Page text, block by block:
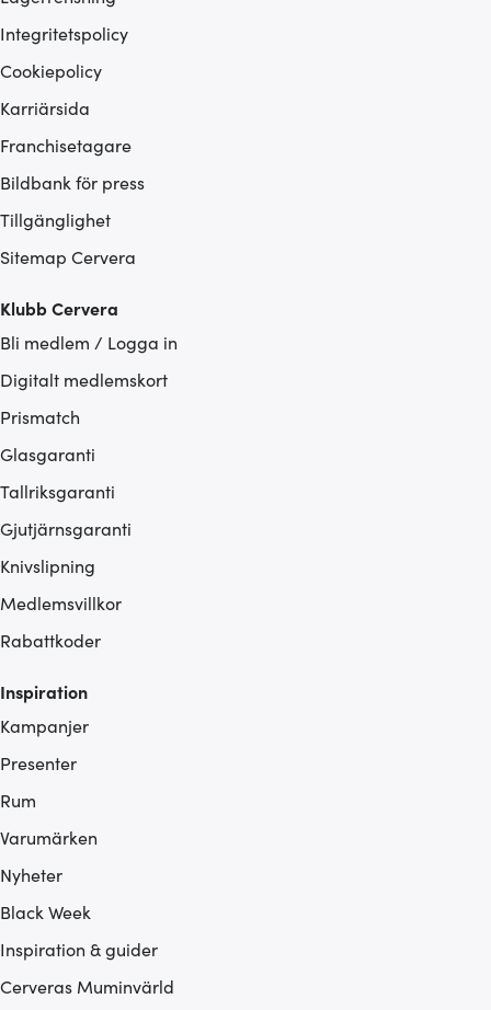
Integritetspolicy
Cookiepolicy
Karriärsida
Franchisetagare
Bildbank för press
Tillgänglighet
Sitemap Cervera
Klubb Cervera
Bli medlem / Logga in
Digitalt medlemskort
Prismatch
Glasgaranti
Tallriksgaranti
Gjutjärnsgaranti
Knivslipning
Medlemsvillkor
Rabattkoder
Inspiration
Kampanjer
Presenter
Rum
Varumärken
Nyheter
Black Week
Inspiration & guider
Cerveras Muminvärld